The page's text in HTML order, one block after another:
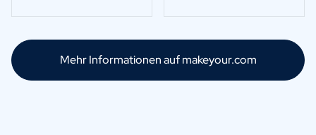
Mehr Informationen auf makeyour.com